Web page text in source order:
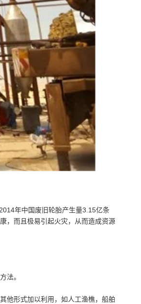
年中国废旧轮胎产生量3.15亿条
，而且极易引起火灾，从而造成资源
法。
他形式加以利用，如人工渔樵，船舶